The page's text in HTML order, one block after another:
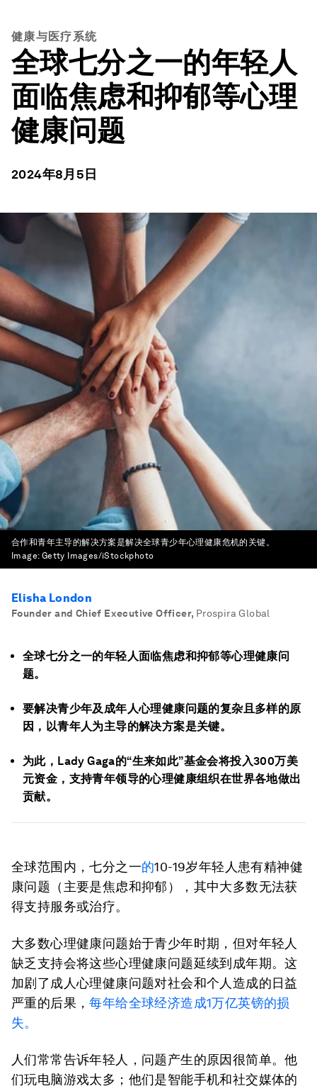
健康与医疗系统
全球七分之一的年轻人
面临焦虑和抑郁等心理
健康问题
2024年8月5日
合作和青年主导的解决方案是解决全球青少年心理健康危机的关键。
Image: Getty Images/iStockphoto
Elisha London
Founder and Chief Executive Officer, Prospira Global
全球七分之一的年轻人面临焦虑和抑郁等心理健康问
题。
要解决青少年及成年人心理健康问题的复杂且多样的原
因，以青年人为主导的解决方案是关键。
为此，Lady Gaga的“生来如此”基金会将投入300万美
元资金，支持青年领导的心理健康组织在世界各地做出
贡献。
全球范围内，七分之一的10-19岁年轻人患有精神健
康问题（主要是焦虑和抑郁），其中大多数无法获
得支持服务或治疗。
大多数心理健康问题始于青少年时期，但对年轻人
缺乏支持会将这些心理健康问题延续到成年期。这
加剧了成人心理健康问题对社会和个人造成的日益
严重的后果，每年给全球经济造成1万亿英镑的损
失。
人们常常告诉年轻人，问题产生的原因很简单。他
们玩电脑游戏太多；他们是智能手机和社交媒体的